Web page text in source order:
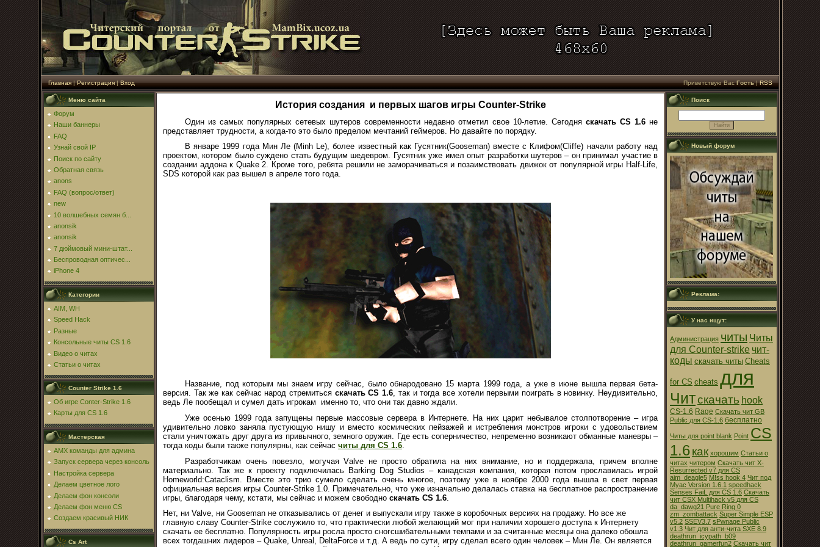
Главная|Регистрация|Вход Приветствую Вас Гость|RSS
Меню сайта
Форум
Наши баннеры
FAQ
Узнай свой IP
Поиск по сайту
Обратная связь
anons
FAQ (вопрос/ответ)
new
10 волшебных семян б...
anonsik
anonsik
7 дюймовый мини-штат...
Беспроводная оптичес...
iPhone 4
Категории
AIM, WH
Speed Hack
Разные
Консольные читы CS 1.6
Видео о читах
Статьи о читах
Counter Strike 1.6
Об игре Conter-Strike 1.6
Карты для CS 1.6
Мастерская
AMX команды для админа
Запуск сервера через консоль
Настройка сервера
Делаем цветное лого
Делаем фон консоли
Делаем фон меню CS
Создаем красивый НИК
Cs Art
История создания и первых шагов игры Counter-Strike
Один из самых популярных сетевых шутеров современности недавно отметил свое 10-летие. Сегодня скачать CS 1.6 не
представляет трудности, а когда-то это было пределом мечтаний геймеров. Но давайте по порядку.
В январе 1999 года Мин Ле (Minh Le), более известный как Гусятник(Gooseman) вместе с Клифом(Cliffe) начали работу над
проектом, котором было суждено стать будущим шедевром. Гусятник уже имел опыт разработки шутеров – он принимал участие в
создании аддона к Quake 2. Кроме того, ребята решили не заморачиваться и позаимствовать движок от популярной игры Half-Life,
SDS которой как раз вышел в апреле того года.
Название, под которым мы знаем игру сейчас, было обнародовано 15 марта 1999 года, а уже в июне вышла первая бета-
версия. Так же как сейчас народ стремиться скачать CS 1.6, так и тогда все хотели первыми поиграть в новинку. Неудивительно,
ведь Ле пообещал и сумел дать игрокам именно то, что они так давно ждали.
Уже осенью 1999 года запущены первые массовые сервера в Интернете. На них царит небывалое столпотворение – игра
удивительно ловко заняла пустующую нишу и вместо космических пейзажей и истребления монстров игроки с удовольствием
стали уничтожать друг друга из привычного, земного оружия. Где есть соперничество, непременно возникают обманные маневры –
тогда коды были также популярны, как сейчас читы для CS 1.6
Разработчикам очень повезло, могучаяValve не просто обратила на них внимание, но и поддержала, причем вполне
материально. Так же к проекту подключилась Barking Dog Studios – канадская компания, которая потом прославилась игрой
Homeworld:Cataclism. Вместе это трио сумело сделать очень многое, поэтому уже в ноябре 2000 года вышла в свет первая
официальная версия игры Counter-Strike1.0. Примечательно, что уже изначально делалась ставка на бесплатное распространение
игры, благодаря чему, кстати, мы сейчас и можем свободно скачать CS 1.6
Нет, ни Valve, ни Gooseman не отказывались от денег и выпускали игру также в коробочных версиях на продажу. Но все же
главную славу Counter-Strike сослужило то, что практически любой желающий мог при наличии хорошего доступа к Интернету
скачать ее бесплатно. Популярность игры росла просто сногсшибательными темпами и за считанные месяцы она далеко обошла
всех тогдашних лидеров – Quake, Unreal , DeltaForce и т.д. А ведь по сути, игру сделал всего один человек – Мин Ле. Он является
Поиск
Новый форум
Реклама:
У нас ищут:
Администрация читы Читы
для Counter-strike чит-
коды скачать читы Cheats
for CS cheats для
Читскачать hook
CS-1.6 Rage Скачать чит GB
Public для CS-1.6 бесплатно
Читы для point blank Point CS
1.6как хорошим Статьи о
читах читером Скачать чит X-
Resurrected v7 для CS
aim_deagle5 M!ss hook 4 Чит под
Myac Version 1.6.1 speedhack
Senses FaiL для CS 1.6 Скачать
чит CSX Multihack v5 для CS
da_dawg21 Pure Ring 0
zm_zombattack Super Simple ESP
v5.2 SSEV3.7 sPwnage Public
v1.3 Чит для анти-чита SXE 8.9
deathrun_icypath_b09
deathrun_gamerfun2 Скачать чит